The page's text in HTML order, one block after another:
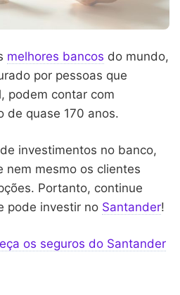
melhores bancos do mundo,
por pessoas que
podem contar com
de quase 170 anos.
investimentos no banco,
nem mesmo os clientes
Portanto, continue
pode investir no Santander!
os seguros do Santander